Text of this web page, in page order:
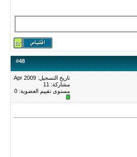
#48
تاريخ التسجيل: Apr 2009
مشاركة: 11
مستوى تقييم العضوية: 0